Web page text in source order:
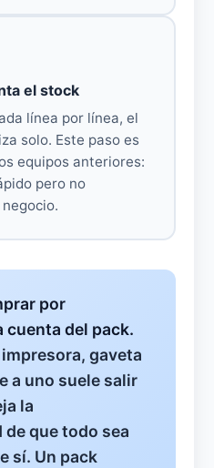
el stock
línea por línea, el
solo. Este paso es
equipos anteriores:
pero no
por
cuenta del pack.
gaveta
a uno suele salir
la
que todo sea
sí. Un pack